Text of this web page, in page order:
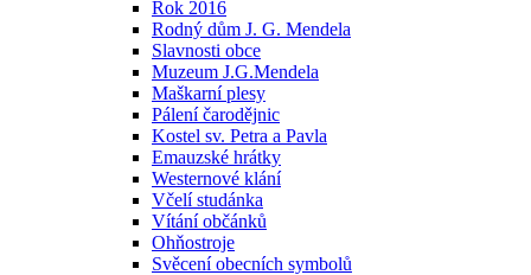
Rok 2016
Rodný dům J. G. Mendela
Slavnosti obce
Muzeum J.G.Mendela
Maškarní plesy
Pálení čarodějnic
Kostel sv. Petra a Pavla
Emauzské hrátky
Westernové klání
Včelí studánka
Vítání občánků
Ohňostroje
Svěcení obecních symbolů